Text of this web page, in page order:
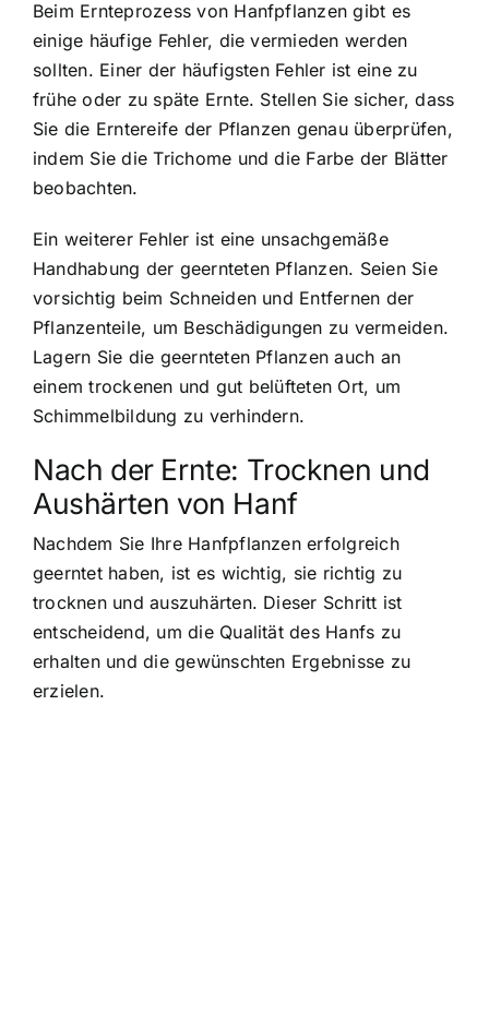
Beim Ernteprozess von Hanfpflanzen gibt es
einige häufige Fehler, die vermieden werden
sollten. Einer der häufigsten Fehler ist eine zu
frühe oder zu späte Ernte. Stellen Sie sicher, dass
Sie die Erntereife der Pflanzen genau überprüfen,
indem Sie die Trichome und die Farbe der Blätter
beobachten.
Ein weiterer Fehler ist eine unsachgemäße
Handhabung der geernteten Pflanzen. Seien Sie
vorsichtig beim Schneiden und Entfernen der
Pflanzenteile, um Beschädigungen zu vermeiden.
Lagern Sie die geernteten Pflanzen auch an
einem trockenen und gut belüfteten Ort, um
Schimmelbildung zu verhindern.
Nach der Ernte: Trocknen und
Aushärten von Hanf
Nachdem Sie Ihre Hanfpflanzen erfolgreich
geerntet haben, ist es wichtig, sie richtig zu
trocknen und auszuhärten. Dieser Schritt ist
entscheidend, um die Qualität des Hanfs zu
erhalten und die gewünschten Ergebnisse zu
erzielen.